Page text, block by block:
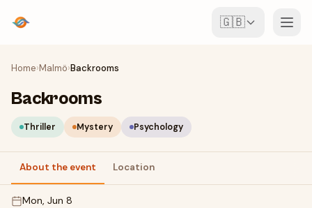
🇬🇧
Events
Map
Venues
For Organisers
Home›Malmö›Backrooms
Backrooms
Thriller Mystery Psychology
About the event Location
Mon, Jun 8